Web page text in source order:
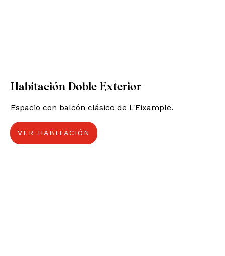
Habitación Doble Exterior
Espacio con balcón clásico de L'Eixample.
VER HABITACIÓN